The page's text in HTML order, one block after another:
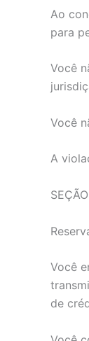
Ao
para
Você
Você
A
Você
de